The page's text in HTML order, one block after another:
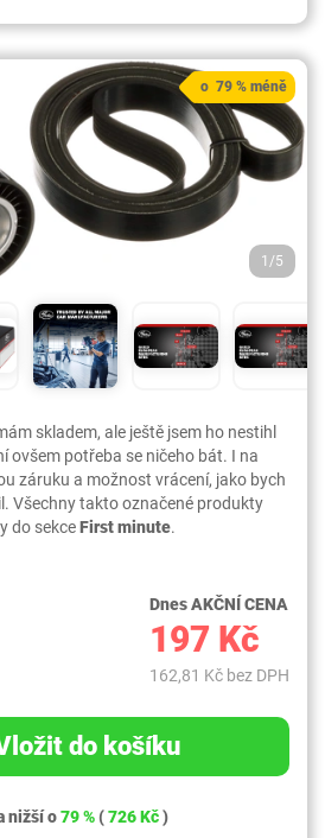
1/5
o 79 % méně
skladem, ale ještě jsem ho nestihl
ovšem potřeba se ničeho bát. I na
záruku a možnost vrácení, jako bych
Všechny takto označené produkty
do sekceFirst minute.
Dnes AKČNÍ CENA
197 Kč
162,81 Kč bez DPH
do košíku
nižší o79 %(726 Kč)